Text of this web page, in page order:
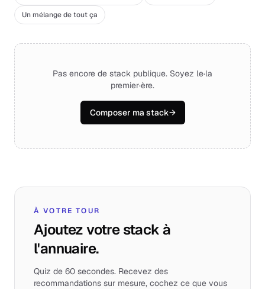
Un mélange de tout ça
Pas encore de stack publique. Soyez le·la
premier·ère.
Composer ma stack→
À VOTRE TOUR
Ajoutez votre stack à
l'annuaire.
Quiz de 60 secondes. Recevez des
recommandations sur mesure, cochez ce que vous